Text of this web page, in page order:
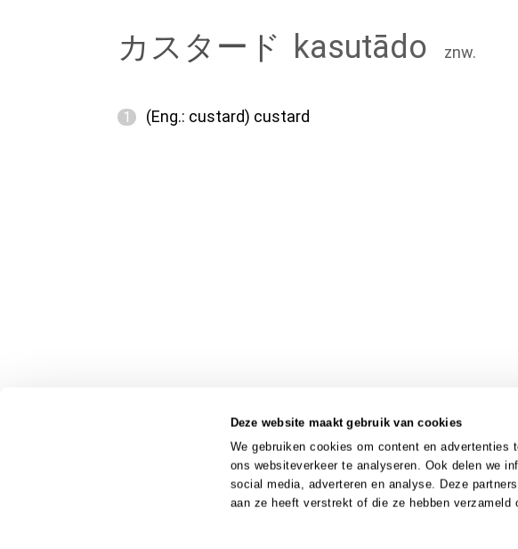
Deze website maakt gebruik van cookies
We gebruiken cookies om content en
ons websiteverkeer te analyseren. Ook delen we
social media, adverteren en analyse. Deze
aan ze heeft verstrekt of die ze hebben
カスタード kasutādo znw.
1 (Eng.: custard) custard